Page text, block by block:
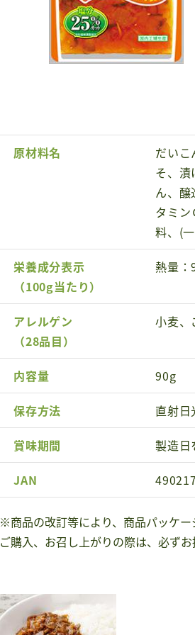
原材料名
だい
そ、
ん、
タミ
料、(
栄養成分表示
（100g当たり）
熱量
アレルゲン
（28品目）
小麦、
内容量 90g
保存方法 直射
賞味期間 製造日
JAN
※商品の改訂等により、商品パッケ
ご購入、お召し上がりの際は、必ず